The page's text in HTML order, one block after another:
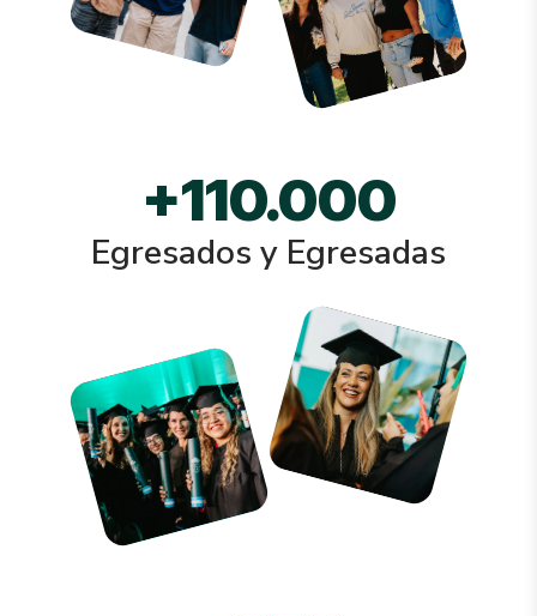
+110.000
Egresados y Egresadas